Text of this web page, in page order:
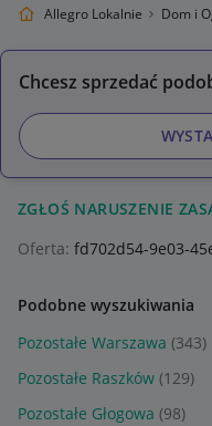
Allegro Lokalnie Dom i
Chcesz sprzedać
ZGŁOŚ NARUSZENIE
Oferta: fd702d54-9e03-
Podobne wyszukiwania
Pozostałe Warszawa (343)
Pozostałe Raszków (129)
Pozostałe Głogowa (98)